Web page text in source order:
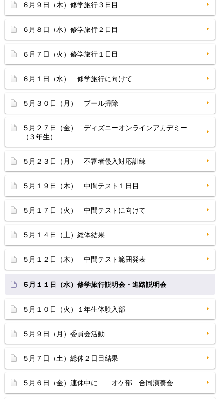
６月９日（木）修学旅行３日目
６月８日（水）修学旅行２日目
６月７日（火）修学旅行１日目
６月１日（水） 修学旅行に向けて
５月３０日（月） プール掃除
５月２７日（金） ディズニーオンラインアカデミー
（３年生）
５月２３日（月） 不審者侵入対応訓練
５月１９日（木） 中間テスト１日目
５月１７日（火） 中間テストに向けて
５月１４日（土）総体結果
５月１２日（木） 中間テスト範囲発表
５月１１日（水）修学旅行説明会・進路説明会
５月１０日（火）１年生体験入部
５月９日（月）委員会活動
５月７日（土）総体２日目結果
５月６日（金）連休中に… オケ部 合同演奏会